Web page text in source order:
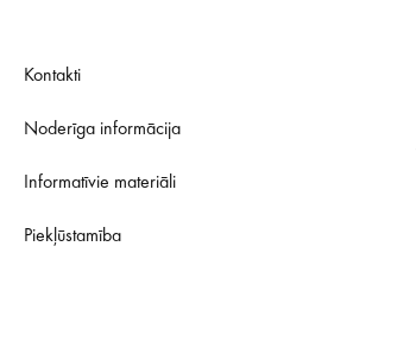
Kontakti
Noderīga informācija
Informatīvie materiāli
Piekļūstamība